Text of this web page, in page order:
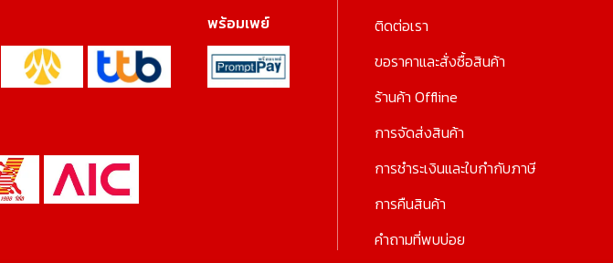
พร้อมเพย์
ติดต่อเรา
ขอราคาและสั่งซื้อสินค้า
ร้านค้า Offline
การจัดส่งสินค้า
การชำระเงินและใบกำกับภาษี
การคืนสินค้า
คำถามที่พบบ่อย